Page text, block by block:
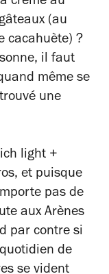
(au
cacahuète) ?
il faut
même se
une
light +
et puisque
pas de
aux Arènes
par contre si
de
se vident